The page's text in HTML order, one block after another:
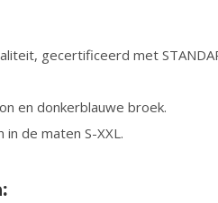
gecertificeerd met
en donkerblauwe broek.
de maten S-XXL.